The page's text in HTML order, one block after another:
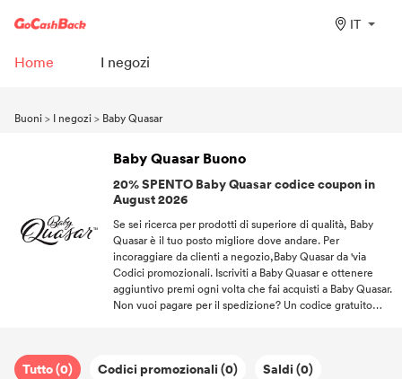
IT
Home I negozi
Buoni> I negozi> Baby Quasar
Baby Quasar Buono
20% SPENTO Baby Quasar codice coupon in
August 2026
Se sei ricerca per prodotti di superiore di qualità, Baby
Quasar è il tuo posto migliore dove andare. Per
incoraggiare da clienti a negozio,Baby Quasar da 'via
Codici promozionali. Iscriviti a Baby Quasar e ottenere
aggiuntivo premi ogni volta che fai acquisti a Baby Quasar.
Non vuoi pagare per il spedizione? Un codice gratuito
Tutto (0) Codici promozionali (0) Saldi (0)